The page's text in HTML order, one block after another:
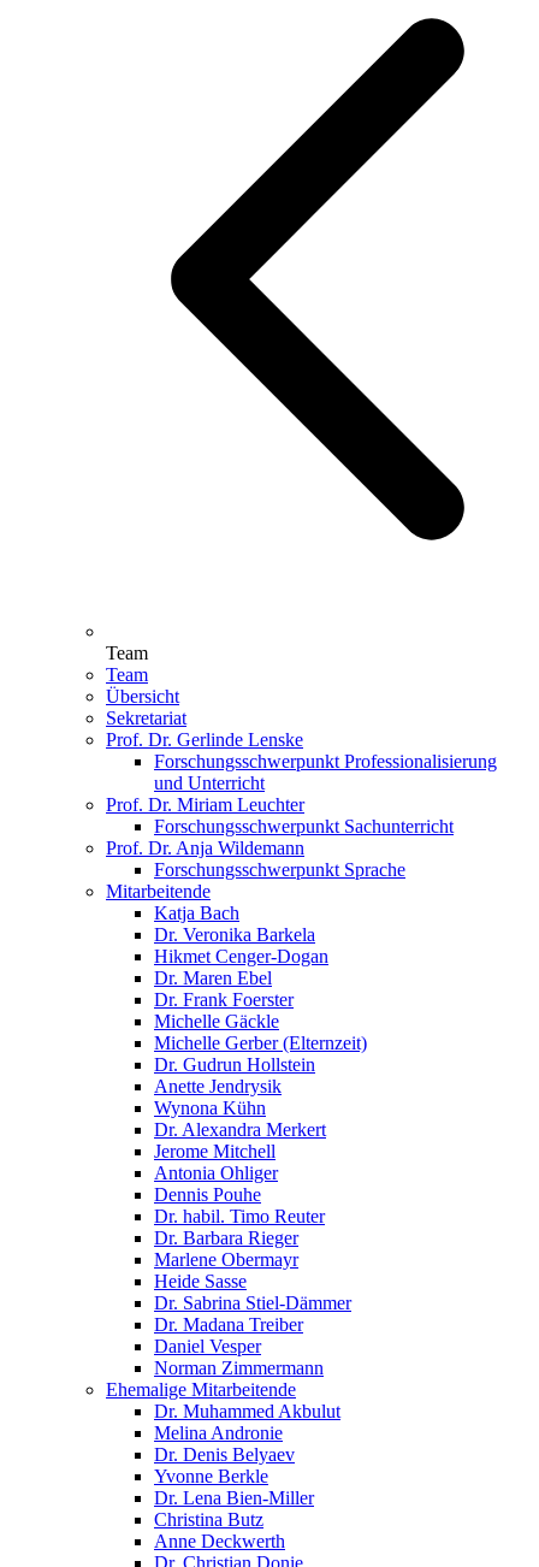
Team
Team
Übersicht
Sekretariat
Prof. Dr. Gerlinde Lenske
Forschungsschwerpunkt Professionalisierung
und Unterricht
Prof. Dr. Miriam Leuchter
Forschungsschwerpunkt Sachunterricht
Prof. Dr. Anja Wildemann
Forschungsschwerpunkt Sprache
Mitarbeitende
Katja Bach
Dr. Veronika Barkela
Hikmet Cenger-Dogan
Dr. Maren Ebel
Dr. Frank Foerster
Michelle Gäckle
Michelle Gerber (Elternzeit)
Dr. Gudrun Hollstein
Anette Jendrysik
Wynona Kühn
Dr. Alexandra Merkert
Jerome Mitchell
Antonia Ohliger
Dennis Pouhe
Dr. habil. Timo Reuter
Dr. Barbara Rieger
Marlene Obermayr
Heide Sasse
Dr. Sabrina Stiel-Dämmer
Dr. Madana Treiber
Daniel Vesper
Norman Zimmermann
Ehemalige Mitarbeitende
Dr. Muhammed Akbulut
Melina Andronie
Dr. Denis Belyaev
Yvonne Berkle
Dr. Lena Bien-Miller
Christina Butz
Anne Deckwerth
Dr. Christian Donie